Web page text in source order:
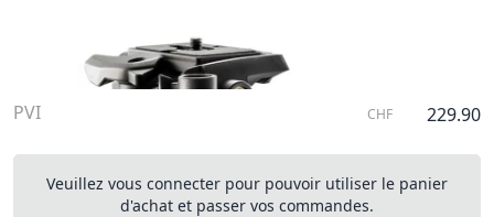
PVI CHF 229.90
Veuillez vous connecter pour pouvoir utiliser le panier
d'achat et passer vos commandes.